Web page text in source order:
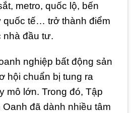
metro, quốc lộ, bến
quốc tế… trở thành điểm
nhà đầu tư.
nghiệp bất động sản
hội chuẩn bị tung ra
mô lớn. Trong đó, Tập
đã dành nhiều tâm